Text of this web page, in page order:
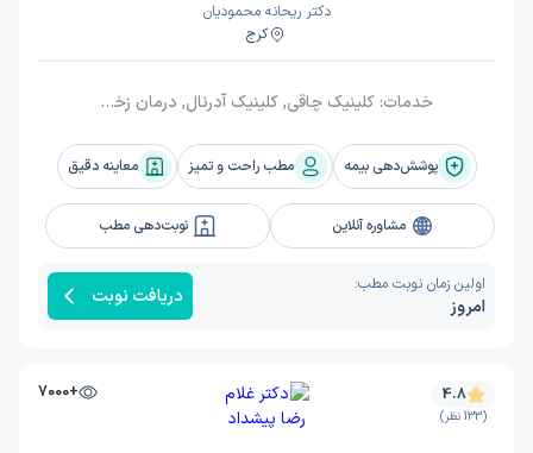
دکتر ریحانه محمودیان
کرج
خدمات: کلینیک چاقی, کلینیک آدرنال, درمان زخم دیابتی, کلینیک دیابت, کلینیک تیروئید, کلینیک هیپوفیز, کلینیک رشد و بلوغ
پوشش‌دهی بیمه مطب راحت و تمیز معاینه دقیق
مشاوره آنلاین نوبت‌دهی مطب
اولین زمان نوبت مطب:
امروز دریافت نوبت
+7000 4.8
(133 نظر)